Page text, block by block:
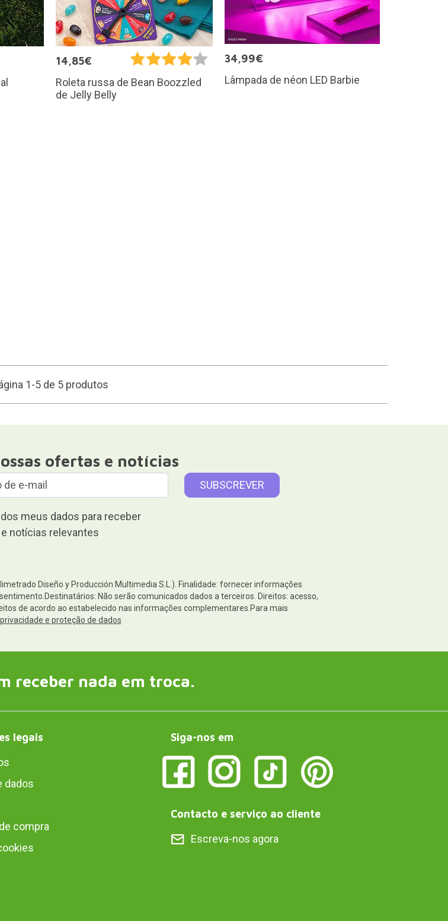
14,85€
Roleta russa de Bean Boozzled
de Jelly Belly
34,99€
Lâmpada de néon LED Barbie
1-5 de 5 produtos
ofertas e notícias
meus dados para receber
notícias relevantes
Diseño y Producción Multimedia S.L.). Finalidade: fornecer informações
Não serão comunicados dados a terceiros. Direitos: acesso,
de acordo ao estabelecido nas informações complementares.Para mais
e proteção de dados
receber nada em troca.
legais
dados
compra
Siga-nos em
Contacto e serviço ao cliente
Escreva-nos agora